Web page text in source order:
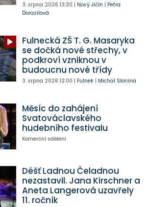
3. srpna 2026 13:30 | Nový Jičín | Petra
Dorazilová
Fulnecká ZŠ T. G. Masaryka
se dočká nové střechy, v
podkroví vzniknou v
budoucnu nové třídy
3. srpna 2026 12:00 | Fulnek| Michal Slonina
Měsíc do zahájení
Svatováclavského
hudebního festivalu
Komerční sdělení
Déšť Ladnou Čeladnou
nezastavil. Jana Kirschner a
Aneta Langerová uzavřely
11. ročník